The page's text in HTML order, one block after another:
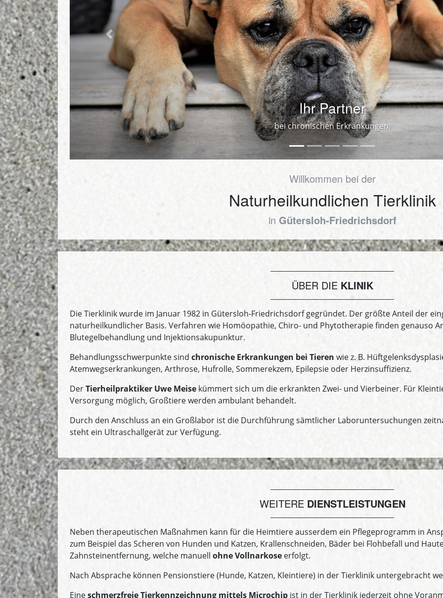
Kompetent
in Fragen der Naturheilkunde.
Previous
Willkommen bei der
Naturheil­kundlichen Tierklinik
in Gütersloh-Friedrichsdorf
ÜBER DIE KLINIK
Die Tierklinik wurde im Januar 1982 in Gütersloh-Friedrichsdorf gegründet. Der größte Anteil der
naturheilkundlicher Basis. Verfahren wie Homöopathie, Chiro- und Phytotherapie finden genauso
Blutegelbehandlung und Injektionsakupunktur.
Behandlungsschwerpunkte sind chronische Erkrankungen bei Tieren wie z. B.
Atemwegserkrankungen, Arthrose, Hufrolle, Sommerekzem, Epilepsie oder Herzinsuffizienz.
DerTierheilpraktiker Uwe Meise kümmert sich um die erkrankten Zwei- und Vierbeiner. Für
Versorgung möglich, Großtiere werden ambulant behandelt.
Durch den Anschluss an ein Großlabor ist die Durchführung sämtlicher Laboruntersuchungen
steht ein Ultraschallgerät zur Verfügung.
WEITERE DIENSTLEISTUNGEN
Neben therapeutischen Maßnahmen kann für die Heimtiere ausserdem ein Pflegeprogramm in
zum Beispiel das Scheren von Hunden und Katzen, Krallenschneiden, Bäder bei Flohbefall und
Zahnsteinentfernung, welche manuell ohne Vollnarkose erfolgt.
Nach Absprache können Pensionstiere (Hunde, Katzen, Kleintiere) in der Tierklinik untergebracht
Eineschmerzfreie Tierkennzeichnung mittels Microchip ist in der Tierklinik jederzeit ohne